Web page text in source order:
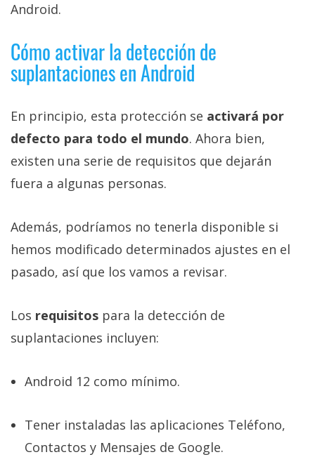
Android.
Cómo activar la detección de
suplantaciones en Android
En principio, esta protección se activará por
defecto para todo el mundo. Ahora bien,
existen una serie de requisitos que dejarán
fuera a algunas personas.
Además, podríamos no tenerla disponible si
hemos modificado determinados ajustes en el
pasado, así que los vamos a revisar.
Los requisitos para la detección de
suplantaciones incluyen:
Android 12 como mínimo.
Tener instaladas las aplicaciones Teléfono,
Contactos y Mensajes de Google.